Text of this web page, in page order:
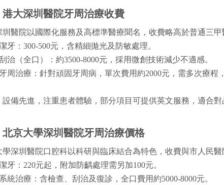
港大深圳醫院牙周治療收費
圳醫院以國際化服務及高標準醫療聞名，收費略高於普通三甲
牙：300-500元，含精細拋光及防敏處理。
治（全口）：約3500-8000元，採用微創技術減少不適感。
周治療：針對頑固牙周病，單次費用約2000元，需多次療程
設備先進，注重患者體驗，部分項目可提供英文服務，適合
北京大學深圳醫院牙周治療價格
學深圳醫院口腔科以科研與臨床結合為特色，收費與市人民醫
牙：220元起，附加防齲處理需另加100元。
統治療：含檢查、刮治及復診，全口費用約5000-8000元。